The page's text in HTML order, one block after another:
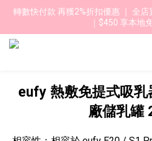
轉數快付款 再獲2%折扣優惠 ｜ 全
｜$450 享本地
eufy 熱敷免提式吸乳
廠儲乳罐